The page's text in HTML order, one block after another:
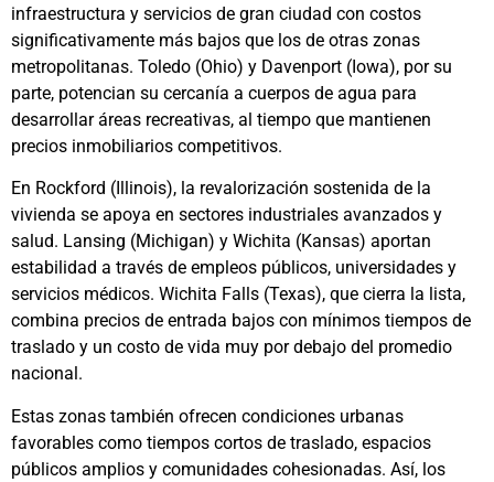
infraestructura y servicios de gran ciudad con costos
significativamente más bajos que los de otras zonas
metropolitanas. Toledo (Ohio) y Davenport (Iowa), por su
parte, potencian su cercanía a cuerpos de agua para
desarrollar áreas recreativas, al tiempo que mantienen
precios inmobiliarios competitivos.
En Rockford (Illinois), la revalorización sostenida de la
vivienda se apoya en sectores industriales avanzados y
salud. Lansing (Michigan) y Wichita (Kansas) aportan
estabilidad a través de empleos públicos, universidades y
servicios médicos. Wichita Falls (Texas), que cierra la lista,
combina precios de entrada bajos con mínimos tiempos de
traslado y un costo de vida muy por debajo del promedio
nacional.
Estas zonas también ofrecen condiciones urbanas
favorables como tiempos cortos de traslado, espacios
públicos amplios y comunidades cohesionadas. Así, los